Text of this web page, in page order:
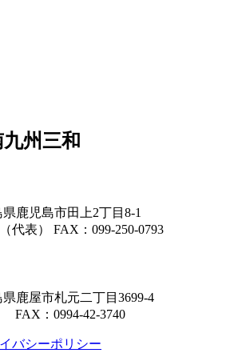
鹿児島市田上2丁目8-1
（代表） FAX：099-250-0793
鹿屋市札元二丁目3699-4
FAX：0994-42-3740
バシーポリシー